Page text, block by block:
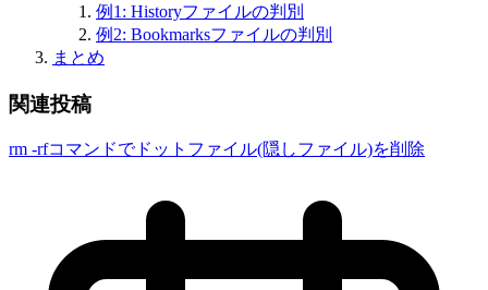
例1: Historyファイルの判別
例2: Bookmarksファイルの判別
まとめ
関連投稿
rm -rfコマンドでドットファイル(隠しファイル)を削除